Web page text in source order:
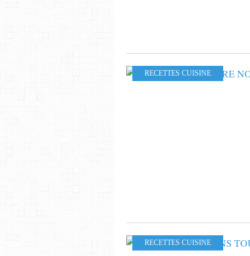
RECETTES CUISINE
RECETTES CUISINE